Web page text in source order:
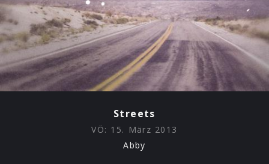
Streets
VÖ: 15. März 2013
Abby